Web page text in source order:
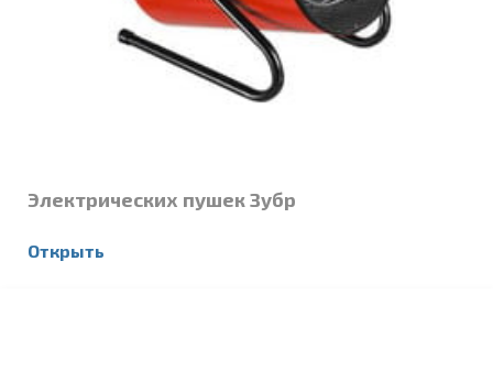
Электрических пушек Зубр
Открыть